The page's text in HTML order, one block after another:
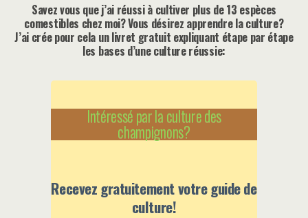
Savez vous que j’ai réussi à cultiver plus de 13 espèces
comestibles chez moi? Vous désirez apprendre la culture?
J’ai crée pour cela un livret gratuit expliquant étape par étape
les bases d’une culture réussie:
Intéressé par la culture des
champignons?
Recevez gratuitement votre guide de
culture!